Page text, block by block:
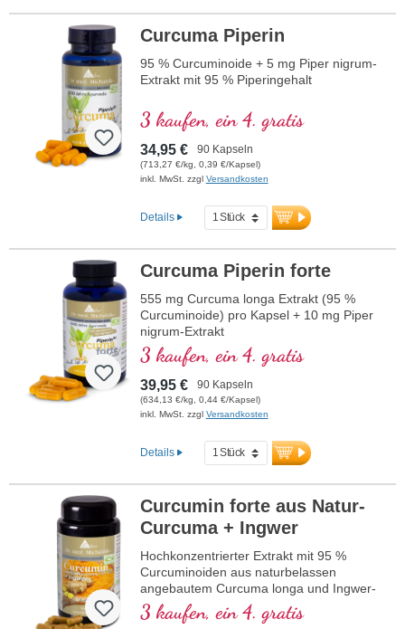
Curcuma Piperin
95 % Curcuminoide + 5 mg Piper nigrum-
Extrakt mit 95 % Piperingehalt
3 kaufen, ein 4. gratis
34,95 € 90 Kapseln
(713,27 €/kg, 0,39 €/Kapsel)
inkl. MwSt. zzgl Versandkosten
Details
Curcuma Piperin forte
555 mg Curcuma longa Extrakt (95 %
Curcuminoide) pro Kapsel + 10 mg Piper
nigrum-Extrakt
3 kaufen, ein 4. gratis
39,95 € 90 Kapseln
(634,13 €/kg, 0,44 €/Kapsel)
inkl. MwSt. zzgl Versandkosten
Details
Curcumin forte aus Natur-
Curcuma + Ingwer
Hochkonzentrierter Extrakt mit 95 %
Curcuminoiden aus naturbelassen
angebautem Curcuma longa und Ingwer-
Extrakt aus ebenfalls naturbelassenem
Anbau, im hochwertigen Violettglas.
3 kaufen, ein 4. gratis